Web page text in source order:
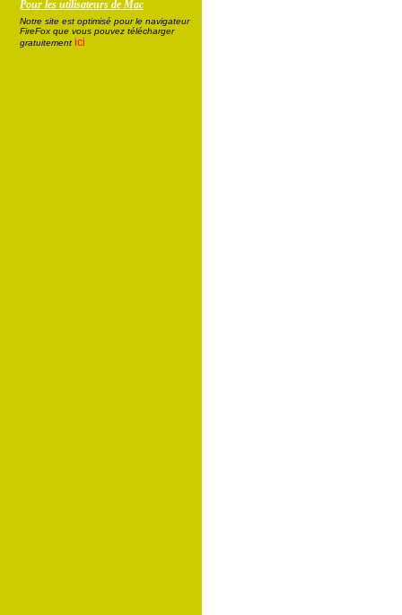
Pour les utilisateurs de Mac
Notre site est optimisé pour le navigateur
FireFox que vous pouvez télécharger
gratuitement ici